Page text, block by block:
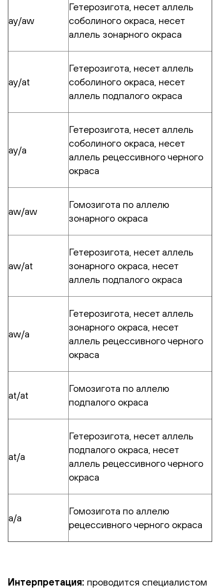
ay/aw
Гетерозигота, несет аллель
соболиного окраса, несет
аллель зонарного окраса
аy/at
Гетерозигота, несет аллель
соболиного окраса, несет
аллель подпалого окраса
аy/a
Гетерозигота, несет аллель
соболиного окраса, несет
аллель рецессивного черного
окраса
aw/aw
Гомозигота по аллелю
зонарного окраса
aw/at
Гетерозигота, несет аллель
зонарного окраса, несет
аллель подпалого окраса
aw/a
Гетерозигота, несет аллель
зонарного окраса, несет
аллель рецессивного черного
окраса
at/at
Гомозигота по аллелю
подпалого окраса
at/a
Гетерозигота, несет аллель
подпалого окраса, несет
аллель рецессивного черного
окраса
a/a
Гомозигота по аллелю
рецессивного черного окраса
Интерпретация: проводится специалистом